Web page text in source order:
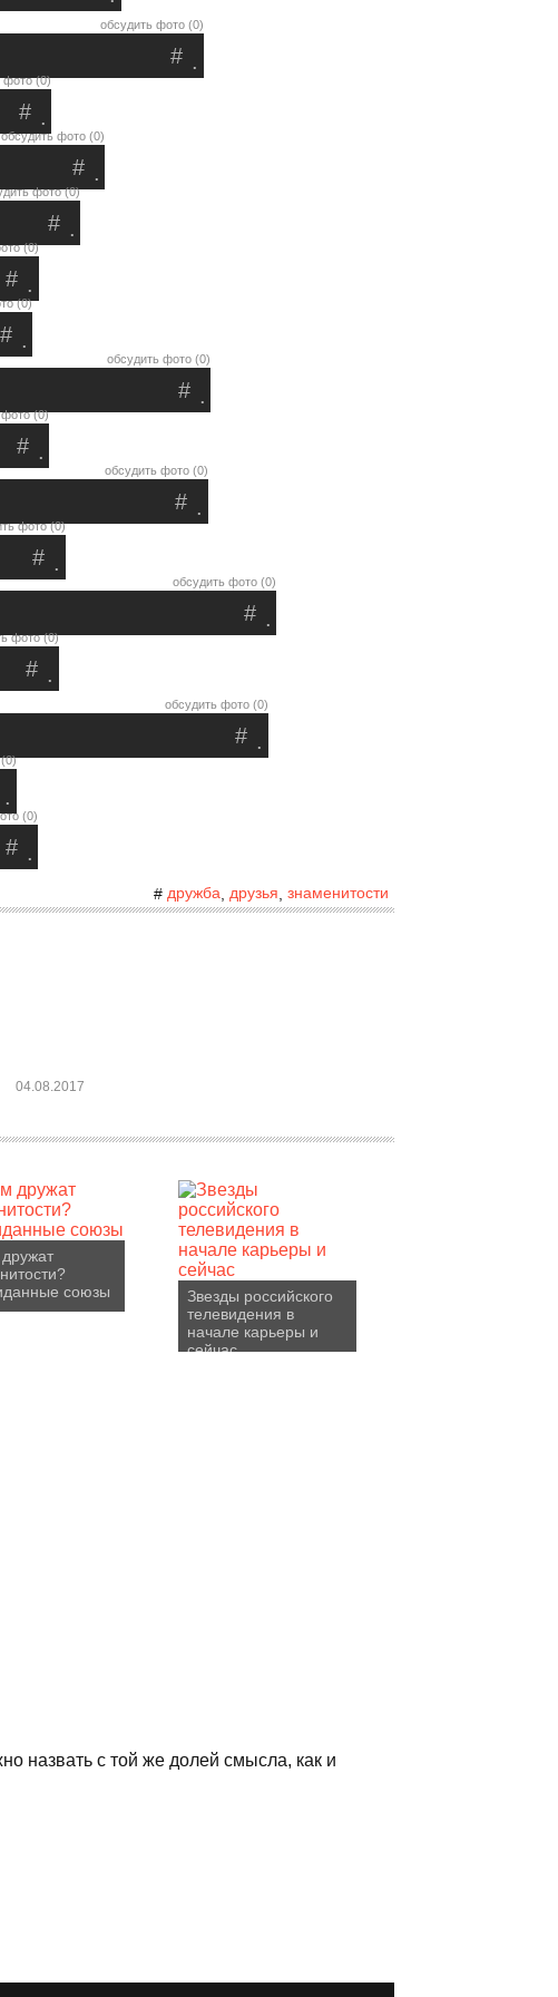
обсудить фото (0)
.
#
фото (0)
.
#
обсудить фото (0)
.
#
фото (0)
.
#
(0)
.
#
(0)
.
#
обсудить фото (0)
.
#
фото (0)
.
#
обсудить фото (0)
.
#
фото (0)
.
#
обсудить фото (0)
.
#
фото (0)
.
#
обсудить фото (0)
.
#
.
(0)
.
#
# дружба друзья знаменитости
04.08.2017
союзы
Звезды российского
телевидения в
начале карьеры и
сейчас
назвать с той же долей смысла, как и